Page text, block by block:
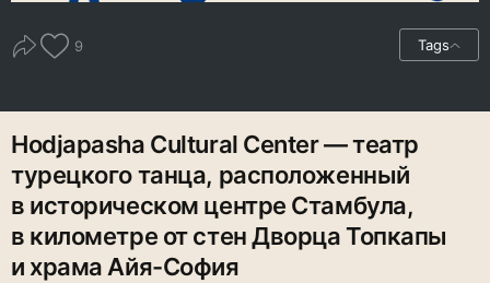
9 Tags
Hodjapasha Cultural Center — театр
турецкого танца, расположенный
в историческом центре Стамбула,
в километре от стен Дворца Топкапы
и храма Айя-София